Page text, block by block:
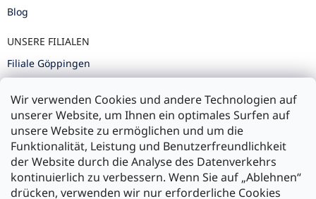
Wir verwenden Cookies und andere Technologien auf
unserer Website, um Ihnen ein optimales Surfen auf
unsere Website zu ermöglichen und um die
Funktionalität, Leistung und Benutzerfreundlichkeit
der Website durch die Analyse des Datenverkehrs
kontinuierlich zu verbessern. Wenn Sie auf „Ablehnen“
drücken, verwenden wir nur erforderliche Cookies
Blog
UNSERE FILIALEN
Filiale Göppingen
Filiale Ulm
Zahlung und Versand